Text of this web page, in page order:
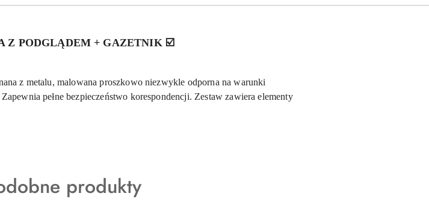
Z PODGLĄDEM + GAZETNIK ☑️
z metalu, malowana proszkowo niezwykle odporna na warunki
pełne bezpieczeństwo korespondencji. Zestaw zawiera elementy
produkty